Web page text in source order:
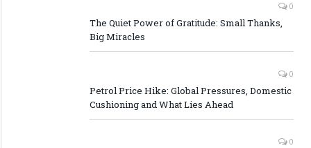
0
The Quiet Power of Gratitude: Small Thanks,
Big Miracles
0
Petrol Price Hike: Global Pressures, Domestic
Cushioning and What Lies Ahead
0